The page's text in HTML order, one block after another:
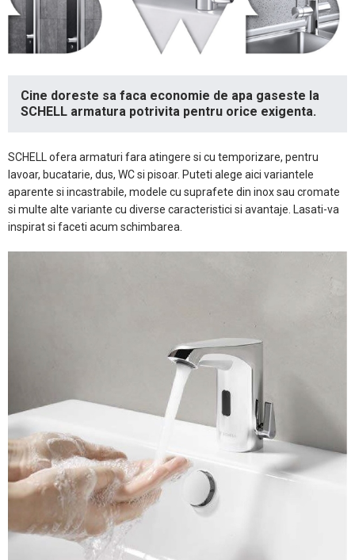
Cine doreste sa faca economie de apa gaseste la
SCHELL armatura potrivita pentru orice exigenta.
SCHELL ofera armaturi fara atingere si cu temporizare, pentru
lavoar, bucatarie, dus, WC si pisoar. Puteti alege aici variantele
aparente si incastrabile, modele cu suprafete din inox sau cromate
si multe alte variante cu diverse caracteristici si avantaje. Lasati-va
inspirat si faceti acum schimbarea.